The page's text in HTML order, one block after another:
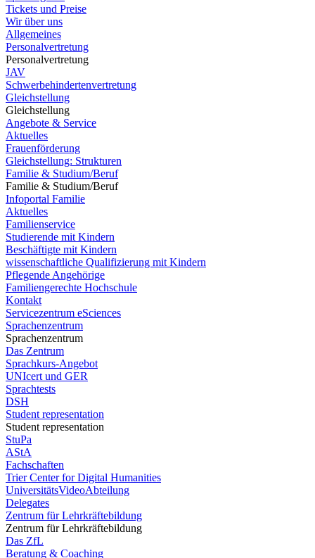
Tickets und Preise
Wir über uns
Allgemeines
Personalvertretung
Personalvertretung
JAV
Schwerbehindertenvertretung
Gleichstellung
Gleichstellung
Angebote & Service
Aktuelles
Frauenförderung
Gleichstellung: Strukturen
Familie & Studium/Beruf
Familie & Studium/Beruf
Infoportal Familie
Aktuelles
Familienservice
Studierende mit Kindern
Beschäftigte mit Kindern
wissenschaftliche Qualifizierung mit Kindern
Pflegende Angehörige
Familiengerechte Hochschule
Kontakt
Servicezentrum eSciences
Sprachenzentrum
Sprachenzentrum
Das Zentrum
Sprachkurs-Angebot
UNIcert und GER
Sprachtests
DSH
Student representation
Student representation
StuPa
AStA
Fachschaften
Trier Center for Digital Humanities
UniversitätsVideoAbteilung
Delegates
Zentrum für Lehrkräftebildung
Zentrum für Lehrkräftebildung
Das ZfL
Beratung & Coaching